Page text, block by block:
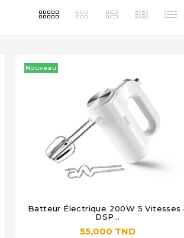
Nouveau
 
Batteur Électrique 200W 5 Vitesses
DSP...
55,000 TND